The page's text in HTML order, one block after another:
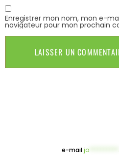
Enregistrer mon nom, mon e-
navigateur pour mon prochain
e-mailjo